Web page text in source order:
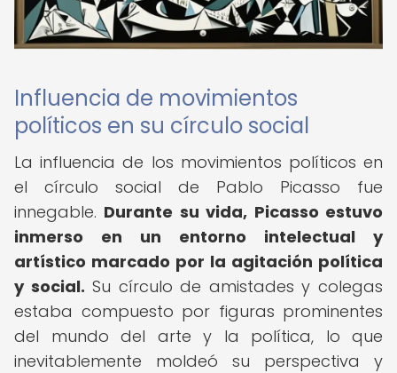
Influencia de movimientos
políticos en su círculo social
La influencia de los movimientos políticos en
el círculo social de Pablo Picasso fue
innegable. Durante su vida, Picasso estuvo
inmerso en un entorno intelectual y
artístico marcado por la agitación política
y social. Su círculo de amistades y colegas
estaba compuesto por figuras prominentes
del mundo del arte y la política, lo que
inevitablemente moldeó su perspectiva y